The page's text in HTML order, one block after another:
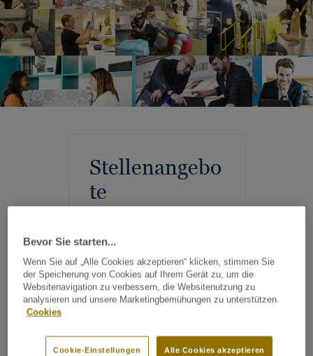
Stellenangebo
te
Bevor Sie starten...
Wenn Sie auf „Alle Cookies akzeptieren“ klicken, stimmen Sie
der Speicherung von Cookies auf Ihrem Gerät zu, um die
Websitenavigation zu verbessern, die Websitenutzung zu
analysieren und unsere Marketingbemühungen zu unterstützen.
Cookies
Alle Cookies akzeptieren
Cookie-Einstellungen